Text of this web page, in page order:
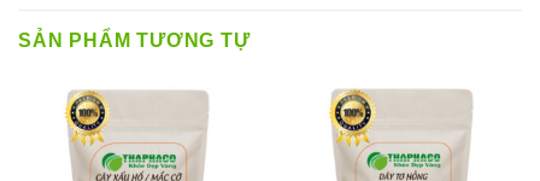
SẢN PHẨM TƯƠNG TỰ